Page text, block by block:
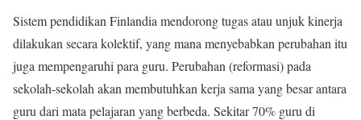
Sistem pendidikan Finlandia mendorong tugas atau unjuk kinerja
dilakukan secara kolektif, yang mana menyebabkan perubahan itu
juga mempengaruhi para guru. Perubahan (reformasi) pada
sekolah-sekolah akan membutuhkan kerja sama yang besar antara
guru dari mata pelajaran yang berbeda. Sekitar 70% guru di